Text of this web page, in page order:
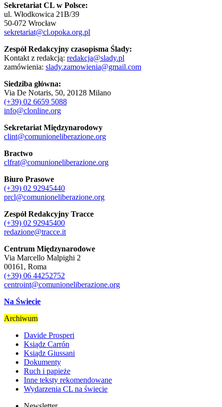
Sekretariat CL w Polsce:
ul. Włodkowica 21B/39
50-072 Wrocław
sekretariat@cl.opoka.org.pl
Zespół Redakcyjny czasopisma Ślady:
Kontakt z redakcją: redakcja@slady.pl
zamówienia: slady.zamowienia@gmail.com
Siedziba główna:
Via De Notaris, 50, 20128 Milano
(+39) 02 6659 5088
info@clonline.org
Sekretariat Międzynarodowy
clint@comunioneliberazione.org
Bractwo
clfrat@comunioneliberazione.org
Biuro Prasowe
(+39) 02 92945440
prcl@comunioneliberazione.org
Zespół Redakcyjny Tracce
(+39) 02 92945400
redazione@tracce.it
Centrum Międzynarodowe
Via Marcello Malpighi 2
00161, Roma
(+39) 06 44252752
centroint@comunioneliberazione.org
Na Świecie
Archiwum
Davide Prosperi
Ksiądz Carrón
Ksiądz Giussani
Dokumenty
Ruch i papieże
Inne teksty rekomendowane
Wydarzenia CL na świecie